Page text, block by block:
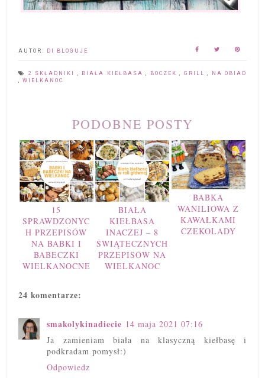
AUTOR: DI BLOGUJE
2 SKŁADNIKI BIAŁA KIEŁBASA BOCZEK GRILL
NA OBIAD
WIELKANOC
PODOBNE POSTY
15
SPRAWDZONYC
H PRZEPISÓW
NA BABKI I
BABECZKI
WIELKANOCNE
BIAŁA
KIEŁBASA
INACZEJ – 8
ŚWIĄTECZNYCH
PRZEPISÓW NA
WIELKANOC
BABKA
WANILIOWA Z
KAWAŁKAMI
CZEKOLADY
24 komentarze:
smakolykinadiecie 14 maja 2021 07:16
Ja zamieniam biała na klasyczną kiełbasę i
podkradam pomysł:)
Odpowiedz